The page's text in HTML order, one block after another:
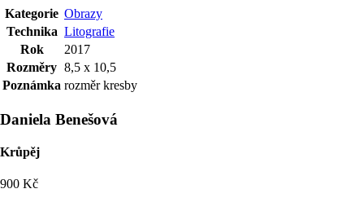
Kategorie Obrazy
Technika Litografie
Rok
2017
Rozměry 8,5 x 10,5
Poznámka rozměr kresby
Daniela Benešová
Krůpěj
900 Kč